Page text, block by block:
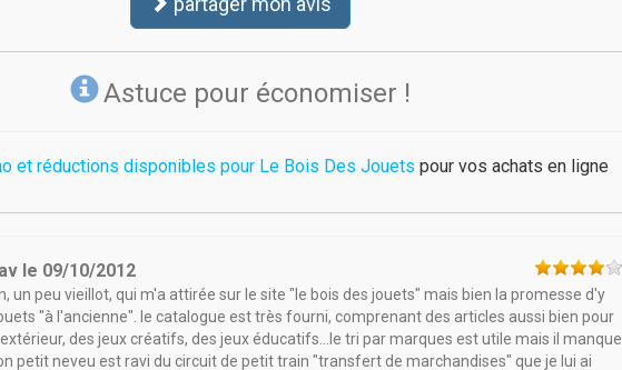
Astuce pour économiser !
et réductions disponibles pour Le Bois Des Jouets pour vos achats en ligne
le 09/10/2012
un peu vieillot, qui m'a attirée sur le site "le bois des jouets" mais bien la promesse d'y
"à l'ancienne". le catalogue est très fourni, comprenant des articles aussi bien pour
des jeux créatifs, des jeux éducatifs...le tri par marques est utile mais il manque
petit neveu est ravi du circuit de petit train "transfert de marchandises" que je lui ai